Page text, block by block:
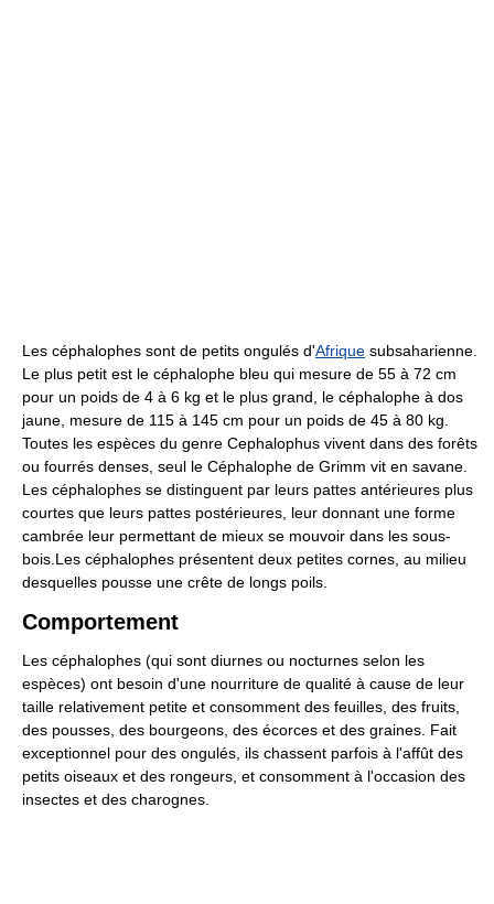
Les céphalophes sont de petits ongulés d'Afrique subsaharienne.
Le plus petit est le céphalophe bleu qui mesure de 55 à 72 cm
pour un poids de 4 à 6 kg et le plus grand, le céphalophe à dos
jaune, mesure de 115 à 145 cm pour un poids de 45 à 80 kg.
Toutes les espèces du genre Cephalophus vivent dans des forêts
ou fourrés denses, seul le Céphalophe de Grimm vit en savane.
Les céphalophes se distinguent par leurs pattes antérieures plus
courtes que leurs pattes postérieures, leur donnant une forme
cambrée leur permettant de mieux se mouvoir dans les sous-
bois.Les céphalophes présentent deux petites cornes, au milieu
desquelles pousse une crête de longs poils.
Comportement
Les céphalophes (qui sont diurnes ou nocturnes selon les
espèces) ont besoin d'une nourriture de qualité à cause de leur
taille relativement petite et consomment des feuilles, des fruits,
des pousses, des bourgeons, des écorces et des graines. Fait
exceptionnel pour des ongulés, ils chassent parfois à l'affût des
petits oiseaux et des rongeurs, et consomment à l'occasion des
insectes et des charognes.